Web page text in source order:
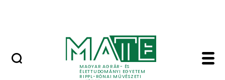
MAGYAR AGRÁR- ÉS
ÉLETTUDOMÁNYI EGYETEM
RIPPL-RÓNAI MŰVÉSZETI
Történetek galéria -
Történetek